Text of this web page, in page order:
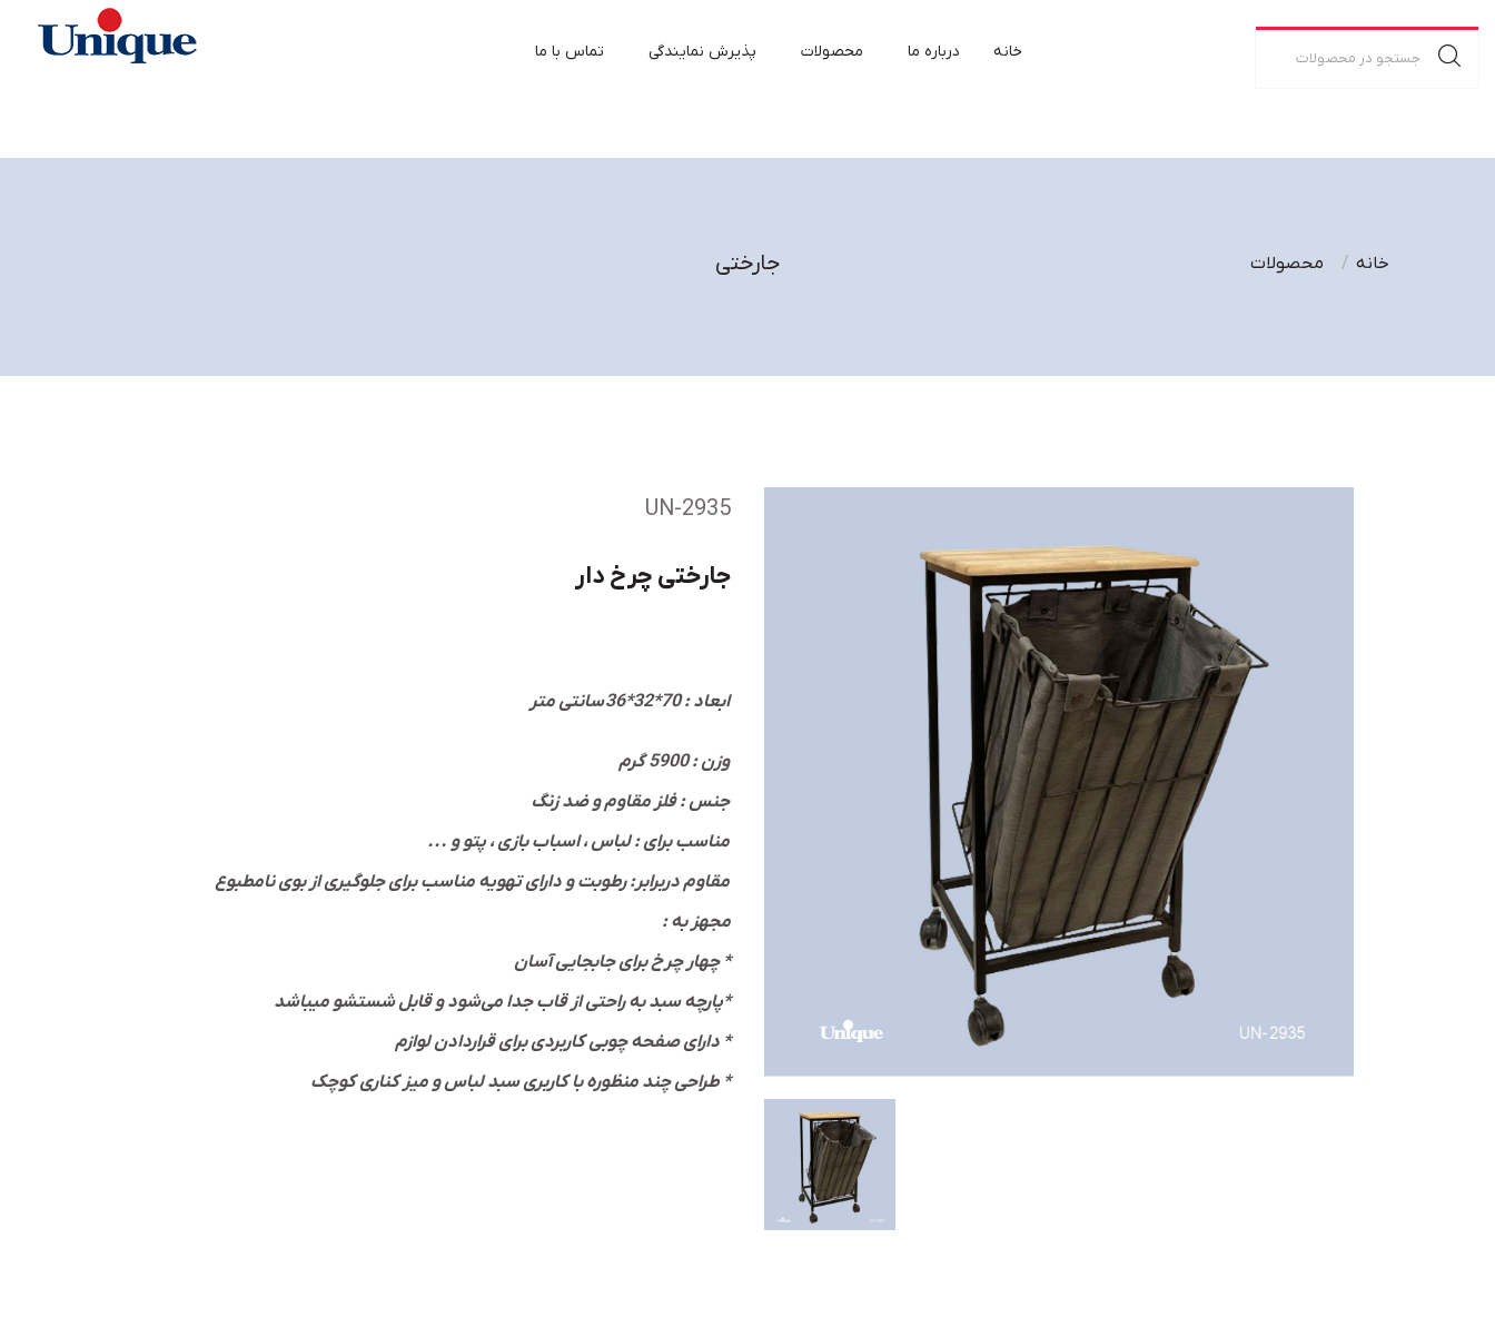
خانه درباره ما محصولات پذیرش نمایندگی تماس با ما
جارختی محصولات خانه
UN-2935
جارختی چرخ دار
ابعاد : 70*32*36 سانتی متر
وزن : 5900 گرم
جنس : فلز مقاوم و ضد زنگ
: مجهز به
چهار چرخ برای جابجایی آسان *
پارچه سبد به راحتی از قاب جدا می‌شود و قابل شستشو میباشد*
دارای صفحه چوبی کاربردی برای قراردادن لوازم *
طراحی چند منظوره با کاربری سبد لباس و میز کناری کوچک *